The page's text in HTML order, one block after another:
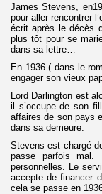
James Stevens,
pour aller rencontrer
écrit après le décès
plus tôt pour se
dans sa lettre…
En 1936 ( dans le
engager son vieux
Lord Darlington est
il s’occupe de son
affaires de son pays
dans sa demeure.
Stevens est chargé
passe parfois mal.
personnelles. Le
accepte de financer
cela se passe en